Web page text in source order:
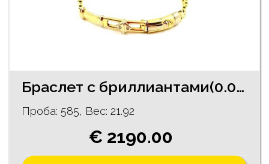
Браслет c бриллиантами(0.03 ct) 2680-2261
Проба: 585, Bес: 21.92
€ 2190.00